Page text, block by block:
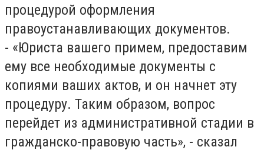
процедурой оформления
правоустанавливающих документов.
- «Юриста вашего примем, предоставим
ему все необходимые документы с
копиями ваших актов, и он начнет эту
процедуру. Таким образом, вопрос
перейдет из административной стадии в
гражданско-правовую часть», - сказал